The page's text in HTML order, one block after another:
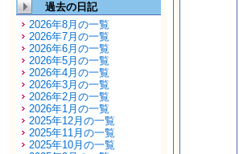
過去の日記
2026年8月の一覧
2026年7月の一覧
2026年6月の一覧
2026年5月の一覧
2026年4月の一覧
2026年3月の一覧
2026年2月の一覧
2026年1月の一覧
2025年12月の一覧
2025年11月の一覧
2025年10月の一覧